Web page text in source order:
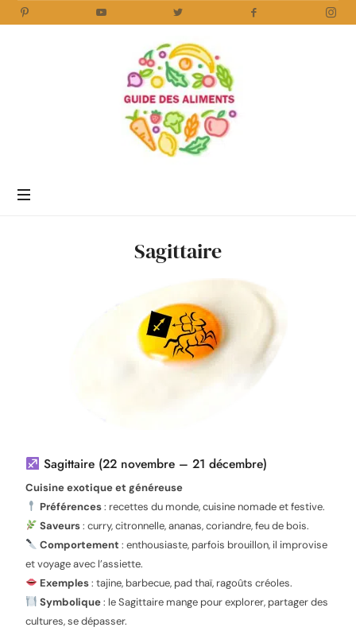
Sagittaire
Sagittaire (22 novembre – 21 décembre)
Cuisine exotique et généreuse
Préférences: recettes du monde, cuisine nomade et festive.
Saveurs: curry, citronnelle, ananas, coriandre, feu de bois.
Comportement : enthousiaste, parfois brouillon, il improvise
et voyage avec l’assiette.
Exemples: tajine, barbecue, pad thaï, ragoûts créoles.
Symbolique: le Sagittaire mange pour explorer, partager des
cultures, se dépasser.